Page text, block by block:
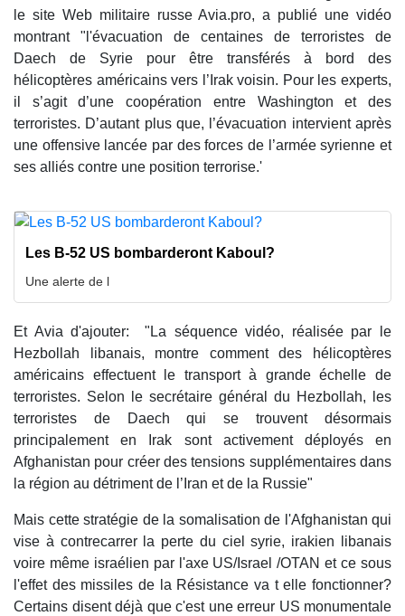
le site Web militaire russe Avia.pro, a publié une vidéo
montrant "l'évacuation de centaines de terroristes de
Daech de Syrie pour être transférés à bord des
hélicoptères américains vers l’Irak voisin. Pour les experts,
il s’agit d’une coopération entre Washington et des
terroristes. D’autant plus que, l’évacuation intervient après
une offensive lancée par des forces de l’armée syrienne et
ses alliés contre une position terrorise.'
Les B-52 US bombarderont Kaboul?
Une alerte de l
Et Avia d'ajouter: "La séquence vidéo, réalisée par le
Hezbollah libanais, montre comment des hélicoptères
américains effectuent le transport à grande échelle de
terroristes. Selon le secrétaire général du Hezbollah, les
terroristes de Daech qui se trouvent désormais
principalement en Irak sont activement déployés en
Afghanistan pour créer des tensions supplémentaires dans
la région au détriment de l’Iran et de la Russie"
Mais cette stratégie de la somalisation de l'Afghanistan qui
vise à contrecarrer la perte du ciel syrie, irakien libanais
voire même israélien par l'axe US/Israel /OTAN et ce sous
l'effet des missiles de la Résistance va t elle fonctionner?
Certains disent déjà que c'est une erreur US monumentale